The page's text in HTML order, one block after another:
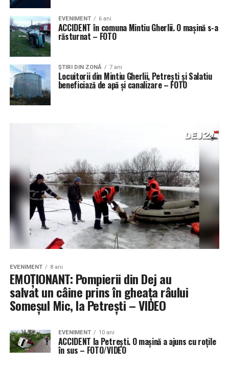
EVENIMENT 6 ani
ACCIDENT în comuna Mintiu Gherlii. O mașină s-a
răsturnat – FOTO
ŞTIRI DIN ZONĂ 7 ani
Locuitorii din Mintiu Gherlii, Petrești și Salatiu
beneficiază de apă și canalizare – FOTO
EVENIMENT 8 ani
EMOŢIONANT: Pompierii din Dej au
salvat un câine prins în gheaţa râului
Someşul Mic, la Petrești – VIDEO
EVENIMENT 10 ani
ACCIDENT la Petrești. O mașină a ajuns cu roțile
în sus – FOTO/VIDEO